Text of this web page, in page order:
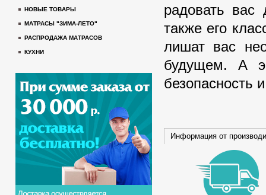
радовать вас
также его
лишат вас
будущем. А
безопасность
Информация от
НОВЫЕ ТОВАРЫ
МАТРАСЫ "ЗИМА-ЛЕТО"
РАСПРОДАЖА МАТРАСОВ
КУХНИ